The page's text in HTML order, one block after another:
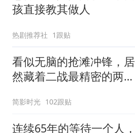
孩直接教其做人
热剧推荐社 1跟贴
看似无脑的抢滩冲锋，居
然藏着二战最精密的两栖
简影时光 102跟贴
连续65年的等待一个人，